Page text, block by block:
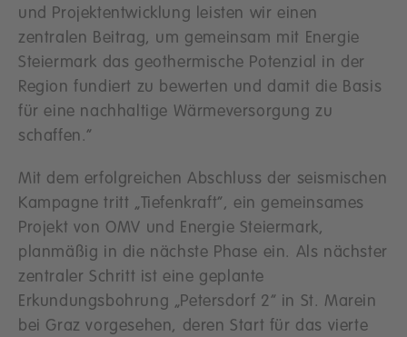
und Projektentwicklung leisten wir einen
zentralen Beitrag, um gemeinsam mit Energie
Steiermark das geothermische Potenzial in der
Region fundiert zu bewerten und damit die Basis
für eine nachhaltige Wärmeversorgung zu
schaffen.“
Mit dem erfolgreichen Abschluss der seismischen
Kampagne tritt „Tiefenkraft“, ein gemeinsames
Projekt von OMV und Energie Steiermark,
planmäßig in die nächste Phase ein. Als nächster
zentraler Schritt ist eine geplante
Erkundungsbohrung „Petersdorf 2“ in St. Marein
bei Graz vorgesehen, deren Start für das vierte